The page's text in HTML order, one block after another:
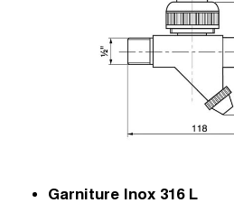
Garniture Inox 316 L